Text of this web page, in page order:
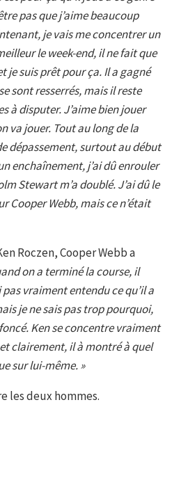
pas que j’aime beaucoup
je vais me concentrer un
le week-end, il ne fait que
je suis prêt pour ça. Il a gagné
sont resserrés, mais il reste
à disputer. J’aime bien jouer
va jouer. Tout au long de la
dépassement, surtout au début
enchaînement, j’ai dû enrouler
Stewart m’a doublé. J’ai dû le
Cooper Webb, mais ce n’était
Roczen, Cooper Webb a
on a terminé la course, il
vraiment entendu ce qu’il a
je ne sais pas trop pourquoi,
Ken se concentre vraiment
clairement, il à montré à quel
sur lui-même. »
les deux hommes.